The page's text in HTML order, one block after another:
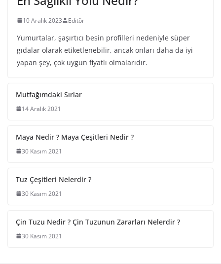
10 Aralık 2023 Editör
Yumurtalar, şaşırtıcı besin profilleri nedeniyle süper
gıdalar olarak etiketlenebilir, ancak onları daha da iyi
yapan şey, çok uygun fiyatlı olmalarıdır.
Mutfağımdaki Sırlar
14 Aralık 2021
Maya Nedir ? Maya Çeşitleri Nedir ?
30 Kasım 2021
Tuz Çeşitleri Nelerdir ?
30 Kasım 2021
Çin Tuzu Nedir ? Çin Tuzunun Zararları Nelerdir ?
30 Kasım 2021